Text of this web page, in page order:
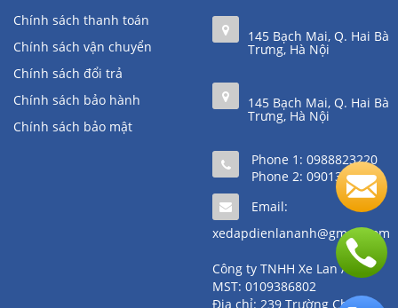
Chính sách thanh toán
Chính sách vận chuyển
Chính sách đổi trả
Chính sách bảo hành
Chính sách bảo mật
145 Bạch Mai, Q. Hai Bà
Trưng, Hà Nội
145 Bạch Mai, Q. Hai Bà
Trưng, Hà Nội
Phone 1: 0988823220
Phone 2: 0901361111
Email:
xedapdienlananh@gmail.com
Công ty TNHH Xe Lan Anh
MST: 0109386802
Địa chỉ: 239 Trường Chinh,